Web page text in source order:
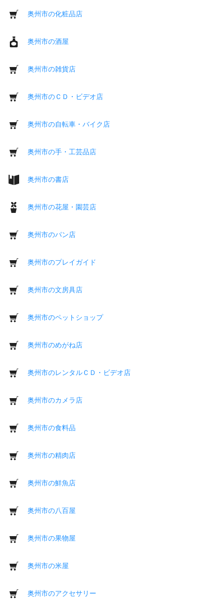
奥州市の化粧品店
奥州市の酒屋
奥州市の雑貨店
奥州市のＣＤ・ビデオ店
奥州市の自転車・バイク店
奥州市の手・工芸品店
奥州市の書店
奥州市の花屋・園芸店
奥州市のパン店
奥州市のプレイガイド
奥州市の文房具店
奥州市のペットショップ
奥州市のめがね店
奥州市のレンタルＣＤ・ビデオ店
奥州市のカメラ店
奥州市の食料品
奥州市の精肉店
奥州市の鮮魚店
奥州市の八百屋
奥州市の果物屋
奥州市の米屋
奥州市のアクセサリー